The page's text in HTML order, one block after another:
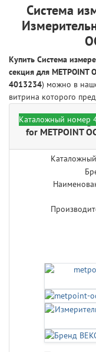
Система
Купить Система
секция для METPOINT
4013234) можно в
витрина которого
BEKO
for METPOINT
Каталожный номер